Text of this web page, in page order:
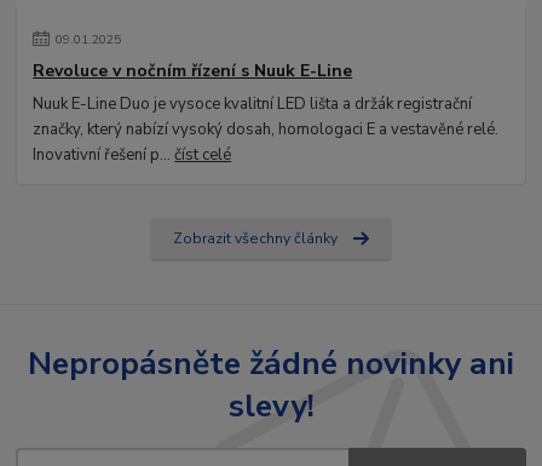
09.01.2025
Revoluce v nočním řízení s Nuuk E-Line
Nuuk E-Line Duo je vysoce kvalitní LED lišta a držák registrační
značky, který nabízí vysoký dosah, homologaci E a vestavěné relé.
Inovativní řešení p...číst celé
Zobrazit všechny články
Nepropásněte žádné novinky ani
slevy!